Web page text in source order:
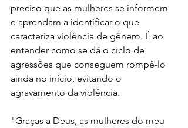
preciso que as mulheres se informem
e aprendam a identificar o que
caracteriza violência de gênero. É ao
entender como se dá o ciclo de
agressões que conseguem rompê-lo
ainda no início, evitando o
agravamento da violência.
"Graças a Deus, as mulheres do meu